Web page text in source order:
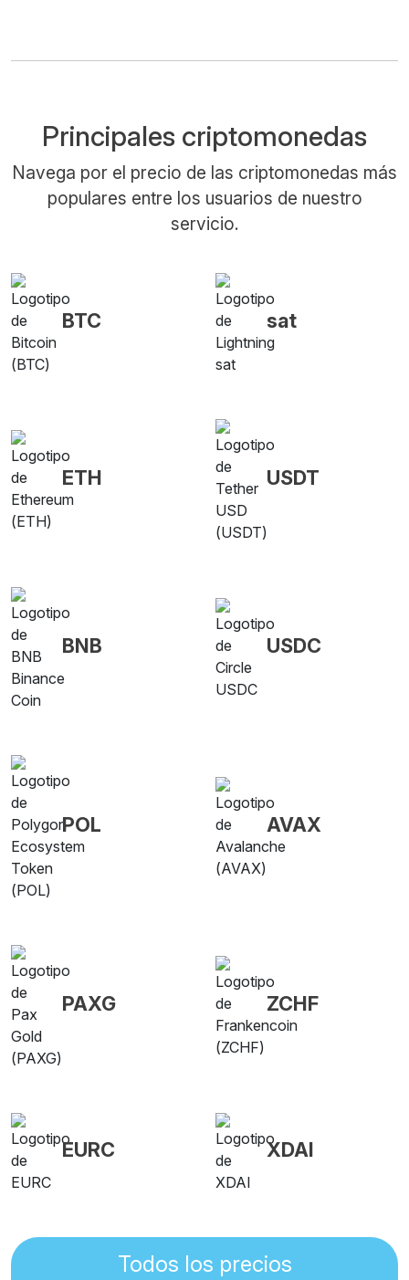
Principales criptomonedas
Navega por el precio de las criptomonedas más
populares entre los usuarios de nuestro
servicio.
BTC sat
ETH USDT
BNB USDC
POL AVAX
PAXG ZCHF
EURC XDAI
Todos los precios